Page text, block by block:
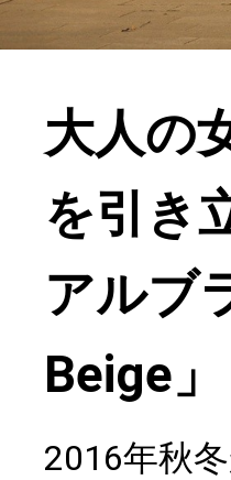
大人の
を引き
アルブ
Beige」
2016年秋